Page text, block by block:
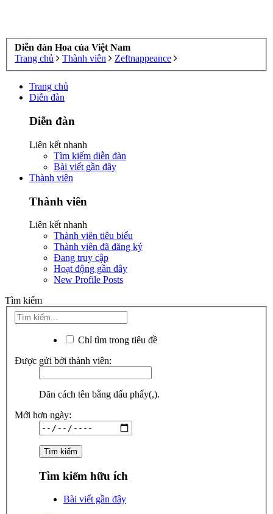
Diễn đàn Hoa của Việt Nam
Trang chủ
Thành viên Zeftnappeance
Trang chủ
Diễn đàn
Diễn đàn
Liên kết nhanh
Tìm kiếm diễn đàn
Bài viết gần đây
Thành viên
Thành viên
Liên kết nhanh
Thành viên tiêu biểu
Thành viên đã đăng ký
Đang truy cập
Hoạt động gần đây
New Profile Posts
Tìm kiếm
Chỉ tìm trong tiêu đề
Được gửi bởi thành viên:
Dãn cách tên bằng dấu phẩy(,).
Mới hơn ngày:
Tìm kiếm hữu ích
Bài viết gần đây